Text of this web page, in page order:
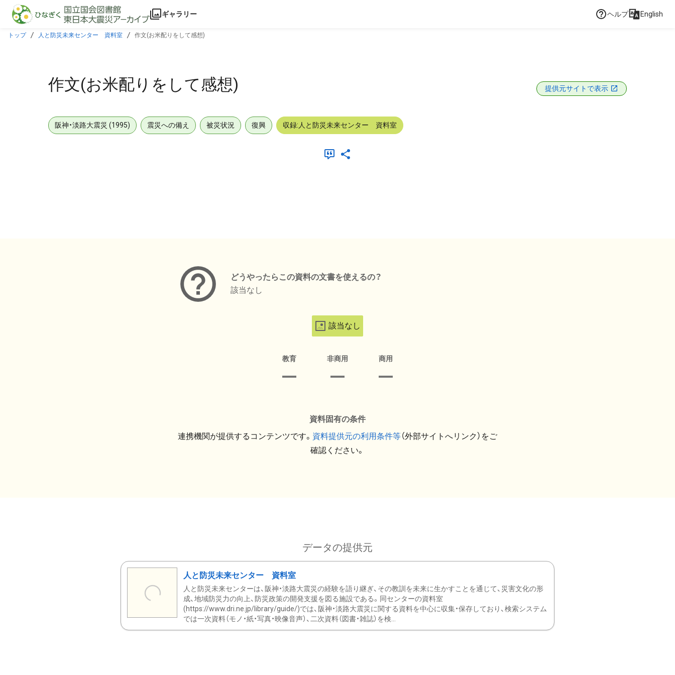
本文に飛ぶ
ギャラリー ヘルプ English
トップ 人と防災未来センター 資料室 作文(お米配りをして感想)
作文(お米配りをして感想) 提供元サイトで表示
阪神・淡路大震災 (1995) 震災への備え 被災状況 復興 収録:人と防災未来センター 資料室
どうやったらこの資料の文書を使えるの？
該当なし
該当なし
教育 非商用 商用
資料固有の条件
連携機関が提供するコンテンツです。 資料提供元の利用条件等（外部サイトへリンク）をご
確認ください。
データの提供元
人と防災未来センター 資料室
人と防災未来センターは、阪神・淡路大震災の経験を語り継ぎ、その教訓を未来に生かすことを通じて、災害文化の形
成、地域防災力の向上、防災政策の開発支援を図る施設である。同センターの資料室
(https://www.dri.ne.jp/library/guide/)では、阪神・淡路大震災に関する資料を中心に収集・保存しており、検索システム
では一次資料（モノ・紙・写真・映像音声）、二次資料（図書・雑誌）を検...